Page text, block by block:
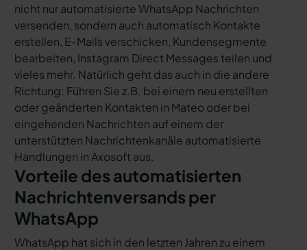
nicht nur automatisierte WhatsApp Nachrichten
versenden, sondern auch automatisch Kontakte
erstellen, E-Mails verschicken, Kundensegmente
bearbeiten, Instagram Direct Messages teilen und
vieles mehr. Natürlich geht das auch in die andere
Richtung: Führen Sie z.B. bei einem neu erstellten
oder geänderten Kontakten in Mateo oder bei
eingehenden Nachrichten auf einem der
unterstützten Nachrichtenkanäle automatisierte
Handlungen in Axosoft aus.
Vorteile des automatisierten
Nachrichtenversands per
WhatsApp
WhatsApp hat sich in den letzten Jahren zu einem